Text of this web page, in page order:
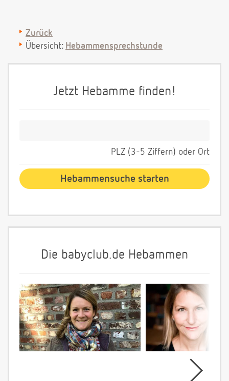
Zurück
Übersicht: Hebammensprechstunde
Jetzt Hebamme finden!
PLZ (3-5 Ziffern) oder Ort
Die babyclub.de Hebammen